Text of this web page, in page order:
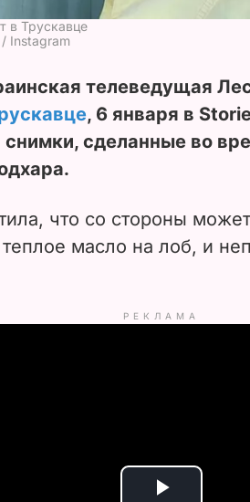
в Трускавце
Instagram
телеведущая
, 6 января в
снимки, сделанные во
что со стороны может
теплое масло на лоб, и
РЕКЛАМА